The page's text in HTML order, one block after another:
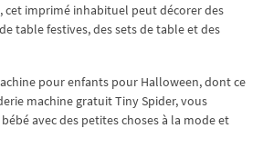
cet imprimé inhabituel peut décorer des
table festives, des sets de table et des
pour enfants pour Halloween, dont ce
machine gratuit Tiny Spider, vous
avec des petites choses à la mode et